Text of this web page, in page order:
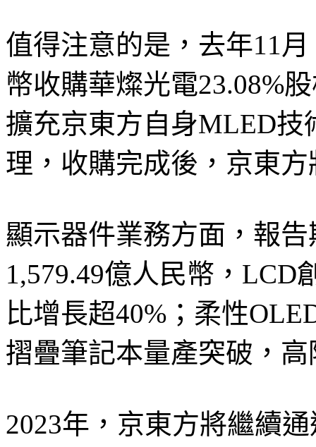
值得注意的是，去年11
幣收購華燦光電23.08%
擴充京東方自身MLED
理，收購完成後，京東
顯示器件業務方面，報
1,579.49億人民幣，LCD
比增長超40%；柔性
摺疊筆記本量產突破，
2023年，京東方將繼續